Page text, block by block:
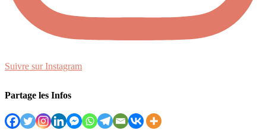
Suivre sur Instagram
Partage les Infos